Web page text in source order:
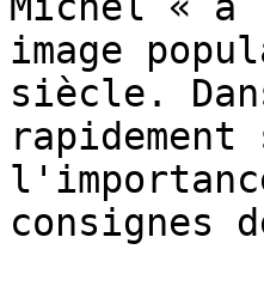
image
siècle.
consignes